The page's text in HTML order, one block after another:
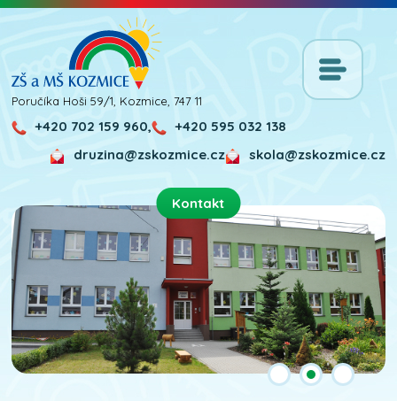
Poručíka Hoši 59/1, Kozmice, 747 11
+420 702 159 960,
+420 595 032 138
skola@zskozmice.cz
druzina@zskozmice.cz